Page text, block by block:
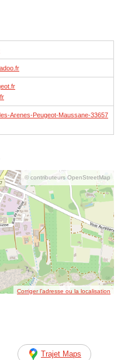
Arenes-Peugeot-Maussane-33657
© contributeurs OpenStreetMap
Corriger l’adresse ou la localisation
Trajet Maps